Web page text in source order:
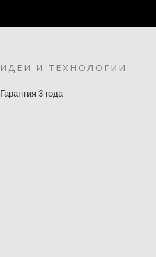
ИДЕИ И ТЕХНОЛОГИИ
Гарантия 3 года